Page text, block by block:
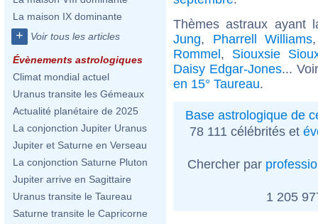
La maison IX dominante
+ Voir tous les articles
Évènements astrologiques
Climat mondial actuel
Uranus transite les Gémeaux
Actualité planétaire de 2025
La conjonction Jupiter Uranus
Jupiter et Saturne en Verseau
La conjonction Saturne Pluton
Jupiter arrive en Sagittaire
Uranus transite le Taureau
Saturne transite le Capricorne
Thèmes astraux ayant
Jung, Pharrell Williams
Rommel, Siouxsie
Daisy Edgar-Jones...
en 15° Taureau.
Base astrologique de
78 111 célébrités et
Chercher par
1 205